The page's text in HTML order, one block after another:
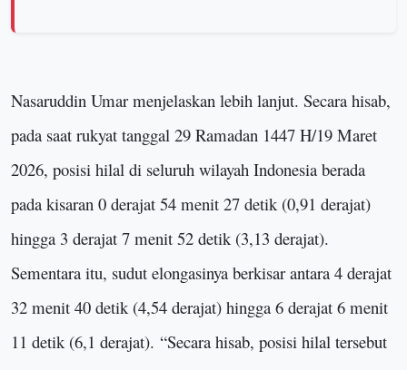
Nasaruddin Umar menjelaskan lebih lanjut. Secara hisab,
pada saat rukyat tanggal 29 Ramadan 1447 H/19 Maret
2026, posisi hilal di seluruh wilayah Indonesia berada
pada kisaran 0 derajat 54 menit 27 detik (0,91 derajat)
hingga 3 derajat 7 menit 52 detik (3,13 derajat).
Sementara itu, sudut elongasinya berkisar antara 4 derajat
32 menit 40 detik (4,54 derajat) hingga 6 derajat 6 menit
11 detik (6,1 derajat). “Secara hisab, posisi hilal tersebut